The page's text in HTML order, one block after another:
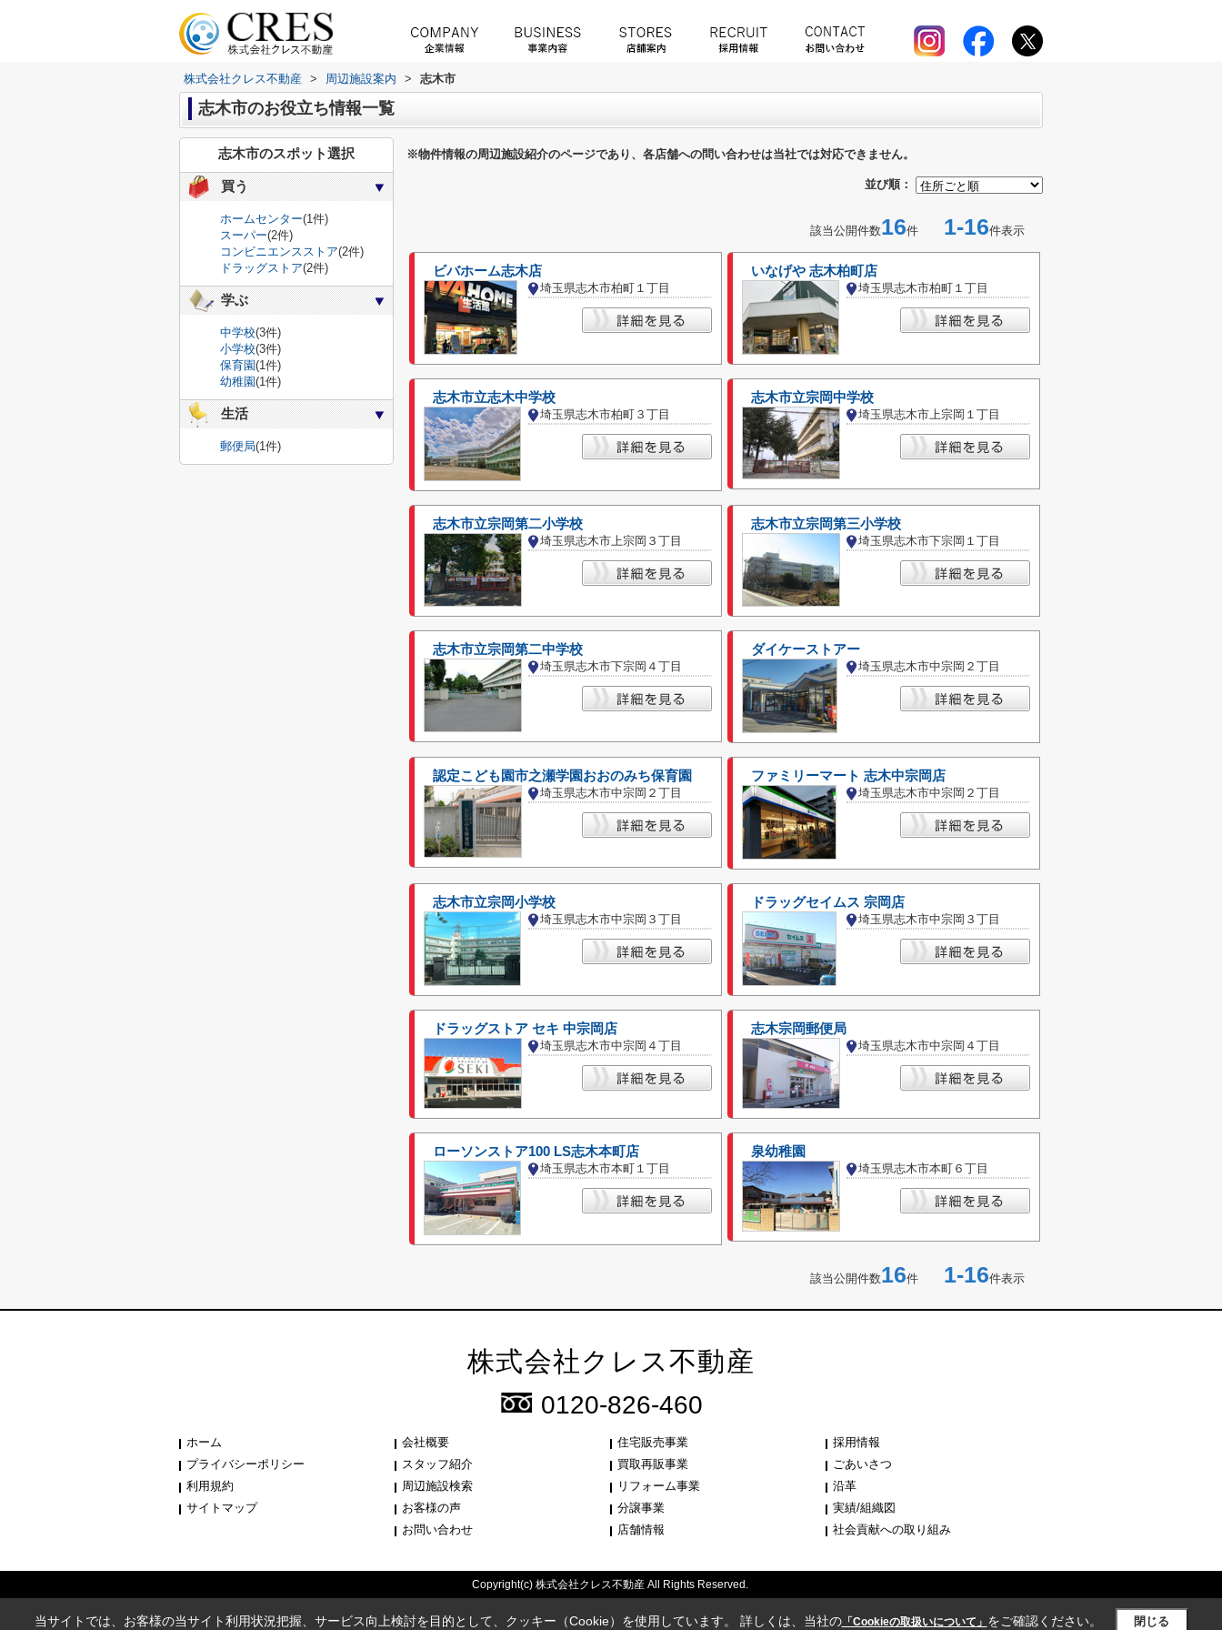
株式会社クレス不動産 > 周辺施設案内 > 志木市
志木市のお役立ち情報一覧
※物件情報の周辺施設紹介のページであり、各店舗への問い合わせは当社では対応できません。
並び順：
該当公開件数16件 1-16件表示
ビバホーム志木店
埼玉県志木市柏町１丁目
いなげや 志木柏町店
埼玉県志木市柏町１丁目
志木市立志木中学校
埼玉県志木市柏町３丁目
志木市立宗岡中学校
埼玉県志木市上宗岡１丁目
志木市立宗岡第二小学校
埼玉県志木市上宗岡３丁目
志木市立宗岡第三小学校
埼玉県志木市下宗岡１丁目
志木市立宗岡第二中学校
埼玉県志木市下宗岡４丁目
ダイケーストアー
埼玉県志木市中宗岡２丁目
認定こども園市之瀬学園おおのみち保育園
埼玉県志木市中宗岡２丁目
ファミリーマート 志木中宗岡店
埼玉県志木市中宗岡２丁目
志木市立宗岡小学校
埼玉県志木市中宗岡３丁目
ドラッグセイムス 宗岡店
埼玉県志木市中宗岡３丁目
ドラッグストア セキ 中宗岡店
埼玉県志木市中宗岡４丁目
志木宗岡郵便局
埼玉県志木市中宗岡４丁目
ローソンストア100 LS志木本町店
埼玉県志木市本町１丁目
泉幼稚園
埼玉県志木市本町６丁目
該当公開件数16件 1-16件表示
志木市のスポット選択
買う
ホームセンター(1件)
スーパー(2件)
コンビニエンスストア(2件)
ドラッグストア(2件)
学ぶ
中学校(3件)
小学校(3件)
保育園(1件)
幼稚園(1件)
生活
郵便局(1件)
株式会社クレス不動産
0120-826-460
ホーム
プライバシーポリシー
利用規約
サイトマップ
会社概要
スタッフ紹介
周辺施設検索
お客様の声
お問い合わせ
住宅販売事業
買取再販事業
リフォーム事業
分譲事業
店舗情報
採用情報
ごあいさつ
沿革
実績/組織図
社会貢献への取り組み
Copyright(c) 株式会社クレス不動産 All Rights Reserved.
当サイトでは、お客様の当サイト利用状況把握、サービス向上検討を目的として、クッキー（Cookie）を使用しています。 詳しくは、当社の「Cookieの取扱いについて」 をご確認ください。 閉じる